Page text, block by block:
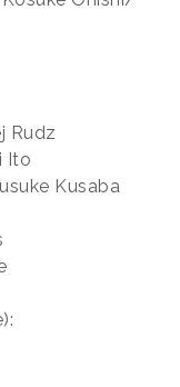
Rudz
Ito
Kusaba